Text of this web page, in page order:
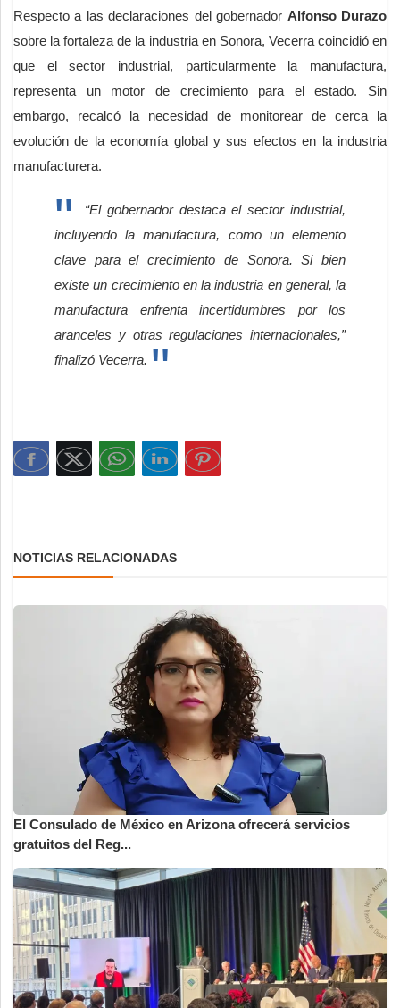
Respecto a las declaraciones del gobernador Alfonso Durazo
sobre la fortaleza de la industria en Sonora, Vecerra coincidió en
que el sector industrial, particularmente la manufactura,
representa un motor de crecimiento para el estado. Sin
embargo, recalcó la necesidad de monitorear de cerca la
evolución de la economía global y sus efectos en la industria
manufacturera.
“El gobernador destaca el sector industrial,
incluyendo la manufactura, como un elemento
clave para el crecimiento de Sonora. Si bien
existe un crecimiento en la industria en general, la
manufactura enfrenta incertidumbres por los
aranceles y otras regulaciones internacionales,”
finalizó Vecerra.
NOTICIAS RELACIONADAS
El Consulado de México en Arizona ofrecerá servicios
gratuitos del Reg...